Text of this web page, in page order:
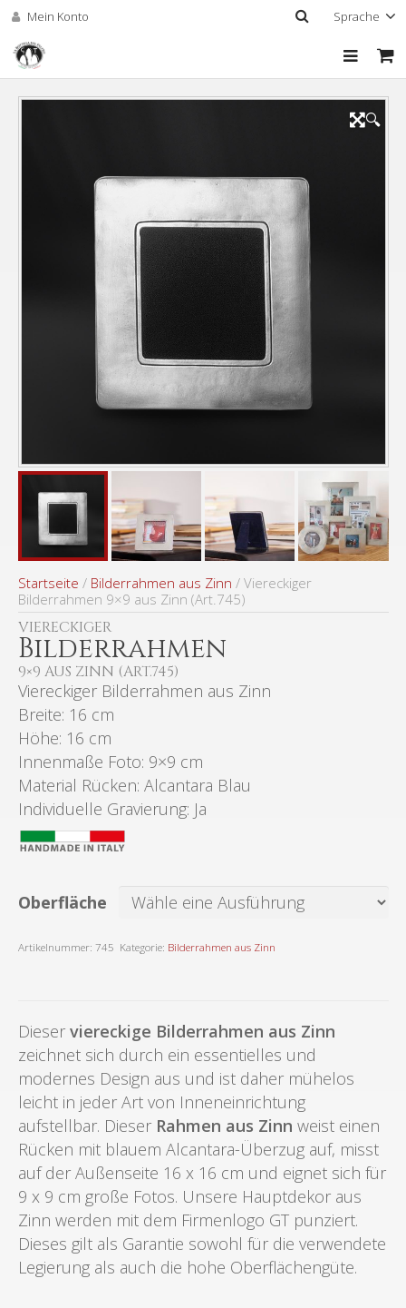
Mein Konto Sprache
Home
Oberflächen und
Individuelle Gravuren
🔍
Startseite / Bilderrahmen aus Zinn / Viereckiger
Bilderrahmen 9×9 aus Zinn (Art.745)
VIERECKIGER
Bilderrahmen
9×9 AUS ZINN (ART.745)
Viereckiger Bilderrahmen aus Zinn
Breite: 16 cm
Höhe: 16 cm
Innenmaße Foto: 9×9 cm
Material Rücken: Alcantara Blau
Individuelle Gravierung: Ja
Oberfläche
Artikelnummer: 745 Kategorie: Bilderrahmen aus Zinn
Dieser viereckige Bilderrahmen aus Zinn
zeichnet sich durch ein essentielles und
modernes Design aus und ist daher mühelos
leicht in jeder Art von Inneneinrichtung
aufstellbar. Dieser Rahmen aus Zinn weist einen
Rücken mit blauem Alcantara-Überzug auf, misst
auf der Außenseite 16 x 16 cm und eignet sich für
9 x 9 cm große Fotos. Unsere Hauptdekor aus
Zinn werden mit dem Firmenlogo GT punziert.
Dieses gilt als Garantie sowohl für die verwendete
Legierung als auch die hohe Oberflächengüte.